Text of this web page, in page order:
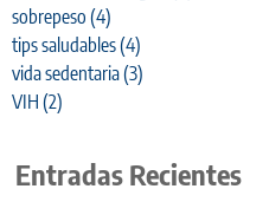
sobrepeso (4)
tips saludables(4)
vida sedentaria(3)
VIH (2)
Entradas Recientes